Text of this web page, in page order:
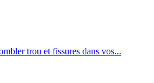
trou et fissures dans vos...